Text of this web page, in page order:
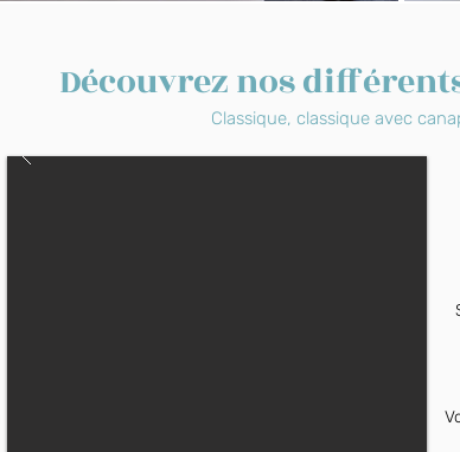
Découvrez nos
Classique, classique avec